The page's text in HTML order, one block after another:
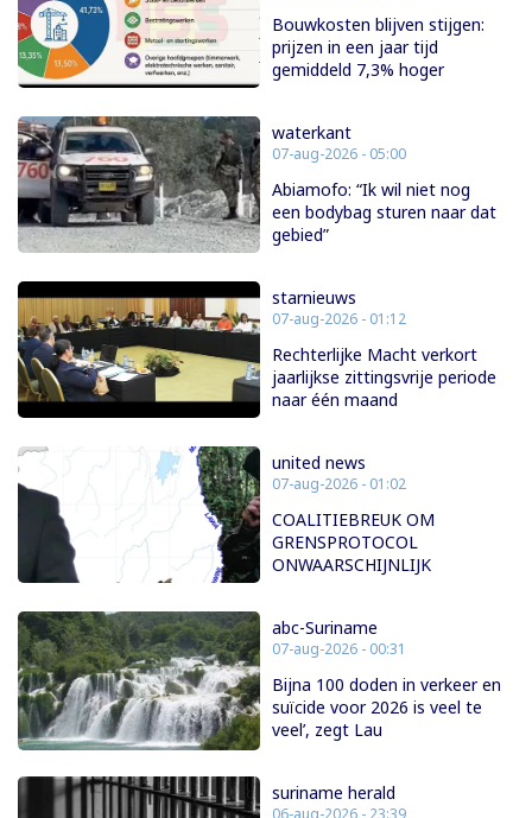
Bouwkosten blijven stijgen:
prijzen in een jaar tijd
gemiddeld 7,3% hoger
waterkant
07-aug-2026 - 05:00
Abiamofo: “Ik wil niet nog
een bodybag sturen naar dat
gebied”
starnieuws
07-aug-2026 - 01:12
Rechterlijke Macht verkort
jaarlijkse zittingsvrije periode
naar één maand
united news
07-aug-2026 - 01:02
COALITIEBREUK OM
GRENSPROTOCOL
ONWAARSCHIJNLIJK
abc-Suriname
07-aug-2026 - 00:31
Bijna 100 doden in verkeer en
suïcide voor 2026 is veel te
veel’, zegt Lau
suriname herald
06-aug-2026 - 23:39